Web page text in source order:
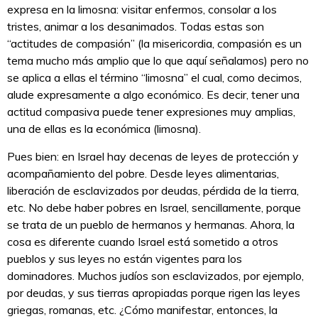
expresa en la limosna: visitar enfermos, consolar a los
tristes, animar a los desanimados. Todas estas son
“actitudes de compasión” (la misericordia, compasión es un
tema mucho más amplio que lo que aquí señalamos) pero no
se aplica a ellas el término “limosna” el cual, como decimos,
alude expresamente a algo económico. Es decir, tener una
actitud compasiva puede tener expresiones muy amplias,
una de ellas es la económica (limosna).
Pues bien: en Israel hay decenas de leyes de protección y
acompañamiento del pobre. Desde leyes alimentarias,
liberación de esclavizados por deudas, pérdida de la tierra,
etc. No debe haber pobres en Israel, sencillamente, porque
se trata de un pueblo de hermanos y hermanas. Ahora, la
cosa es diferente cuando Israel está sometido a otros
pueblos y sus leyes no están vigentes para los
dominadores. Muchos judíos son esclavizados, por ejemplo,
por deudas, y sus tierras apropiadas porque rigen las leyes
griegas, romanas, etc. ¿Cómo manifestar, entonces, la